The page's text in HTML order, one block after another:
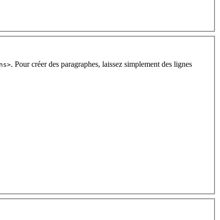
. Pour créer des paragraphes, laissez simplement des lignes